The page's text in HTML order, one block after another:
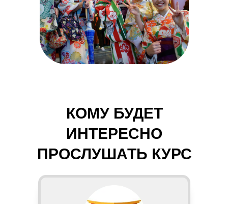
КОМУ БУДЕТ
ИНТЕРЕСНО
ПРОСЛУШАТЬ КУРС